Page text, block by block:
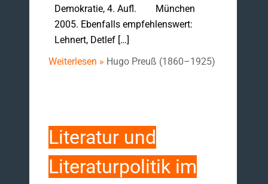
Demokratie, 4. Aufl. München
2005. Ebenfalls empfehlenswert:
Lehnert, Detlef […]
Weiterlesen » Hugo Preuß (1860–1925)
Literatur und
Literaturpolitik im